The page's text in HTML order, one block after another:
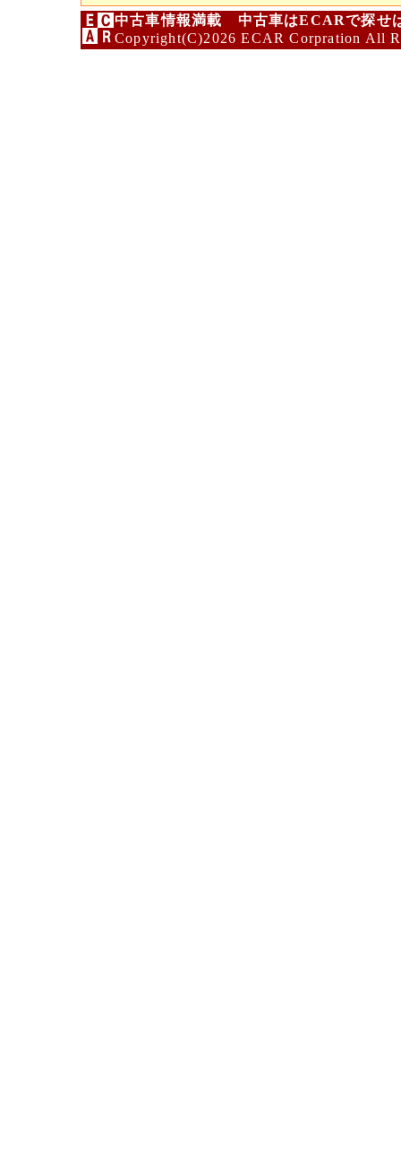
中古車情報満載 中古車はECARで探せ
Copyright(C)2026 ECAR Corpration All